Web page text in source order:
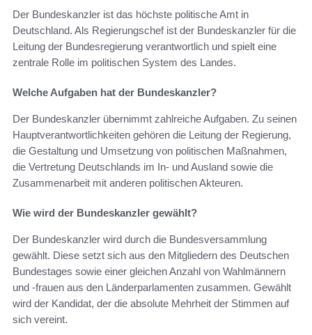
Der Bundeskanzler ist das höchste politische Amt in
Deutschland. Als Regierungschef ist der Bundeskanzler für die
Leitung der Bundesregierung verantwortlich und spielt eine
zentrale Rolle im politischen System des Landes.
Welche Aufgaben hat der Bundeskanzler?
Der Bundeskanzler übernimmt zahlreiche Aufgaben. Zu seinen
Hauptverantwortlichkeiten gehören die Leitung der Regierung,
die Gestaltung und Umsetzung von politischen Maßnahmen,
die Vertretung Deutschlands im In- und Ausland sowie die
Zusammenarbeit mit anderen politischen Akteuren.
Wie wird der Bundeskanzler gewählt?
Der Bundeskanzler wird durch die Bundesversammlung
gewählt. Diese setzt sich aus den Mitgliedern des Deutschen
Bundestages sowie einer gleichen Anzahl von Wahlmännern
und -frauen aus den Länderparlamenten zusammen. Gewählt
wird der Kandidat, der die absolute Mehrheit der Stimmen auf
sich vereint.